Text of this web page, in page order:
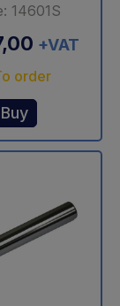
14601S
+VAT
order
Buy